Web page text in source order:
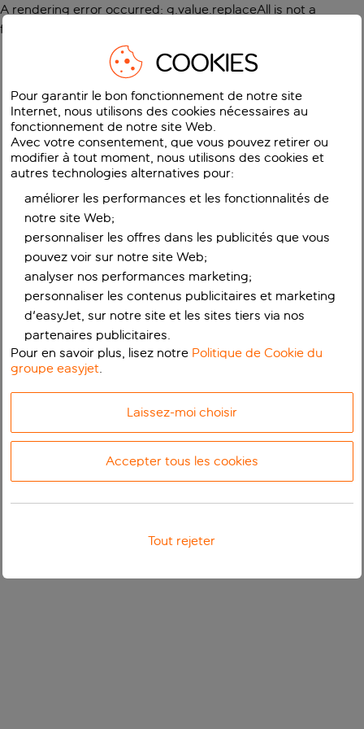
A rendering error occurred: g.value.replaceAll is not a
function
COOKIES
Pour garantir le bon fonctionnement de notre site
Internet, nous utilisons des cookies nécessaires au
fonctionnement de notre site Web.
Avec votre consentement, que vous pouvez retirer ou
modifier à tout moment, nous utilisons des cookies et
autres technologies alternatives pour:
améliorer les performances et les fonctionnalités de
notre site Web;
personnaliser les offres dans les publicités que vous
pouvez voir sur notre site Web;
analyser nos performances marketing;
personnaliser les contenus publicitaires et marketing
d'easyJet, sur notre site et les sites tiers via nos
partenaires publicitaires.
Pour en savoir plus, lisez notre Politique de Cookie du
groupe easyjet.
Laissez-moi choisir
Accepter tous les cookies
Tout rejeter